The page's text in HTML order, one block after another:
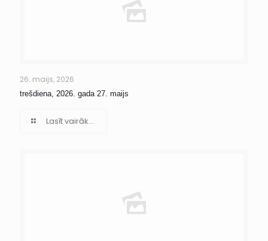
26. maijs, 2026
trešdiena, 2026. gada 27. maijs
Lasīt vairāk...